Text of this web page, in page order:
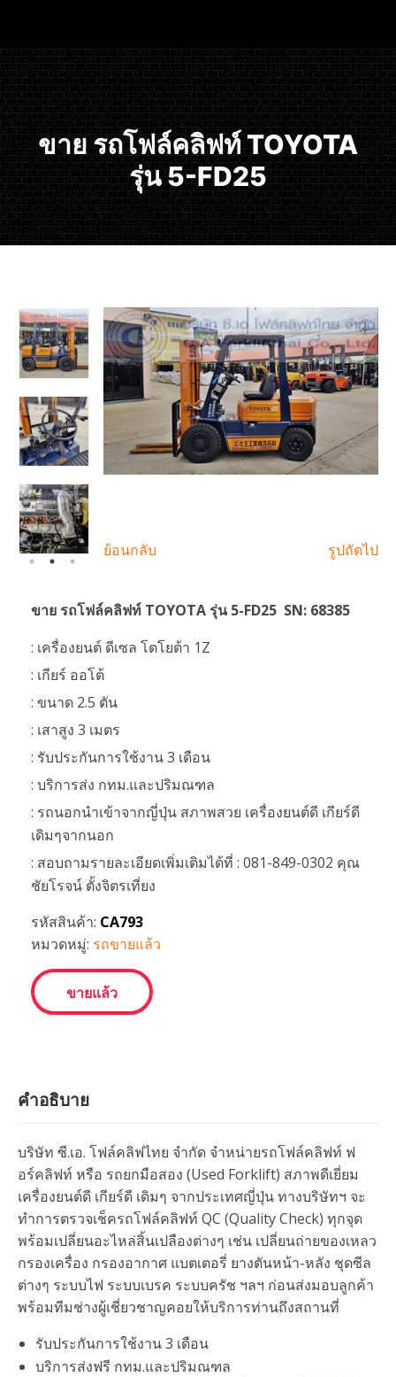
ขาย รถโฟล์คลิฟท์ TOYOTA
รุ่น 5-FD25
ย้อนกลับ รูปถัดไป
ขาย รถโฟล์คลิฟท์ TOYOTA รุ่น 5-FD25 SN: 68385
: เครื่องยนต์ ดีเซล โตโยต้า 1Z
: เกียร์ ออโต้
: ขนาด 2.5 ตัน
: เสาสูง 3 เมตร
: รับประกันการใช้งาน 3 เดือน
: บริการส่ง กทม.และปริมณฑล
: รถนอกนำเข้าจากญี่ปุ่น สภาพสวย เครื่องยนต์ดี เกียร์ดี
เดิมๆจากนอก
: สอบถามรายละเอียดเพิ่มเติมได้ที่ : 081-849-0302 คุณ
ชัยโรจน์ ตั้งจิตรเที่ยง
รหัสสินค้า: CA793
หมวดหมู่: รถขายแล้ว
ขายแล้ว
คำอธิบาย
บริษัท ซี.เอ. โฟล์คลิฟไทย จำกัด จำหน่ายรถโฟล์คลิฟท์ ฟ
อร์คลิฟท์ หรือ รถยกมือสอง (Used Forklift) สภาพดีเยี่ยม
เครื่องยนต์ดี เกียร์ดี เดิมๆ จากประเทศญี่ปุ่น ทางบริษัทฯ จะ
ทำการตรวจเช็ครถโฟล์คลิฟท์ QC (Quality Check) ทุกจุด
พร้อมเปลี่ยนอะไหล่สิ้นเปลืองต่างๆ เช่น เปลี่ยนถ่ายของเหลว
กรองเครื่อง กรองอากาศ แบตเตอรี่ ยางตันหน้า-หลัง ชุดซีล
ต่างๆ ระบบไฟ ระบบเบรค ระบบครัช ฯลฯ ก่อนส่งมอบลูกค้า
พร้อมทีมช่างผู้เชี่ยวชาญคอยให้บริการท่านถึงสถานที่
รับประกันการใช้งาน 3 เดือน
บริการส่งฟรี กทม.และปริมณฑล